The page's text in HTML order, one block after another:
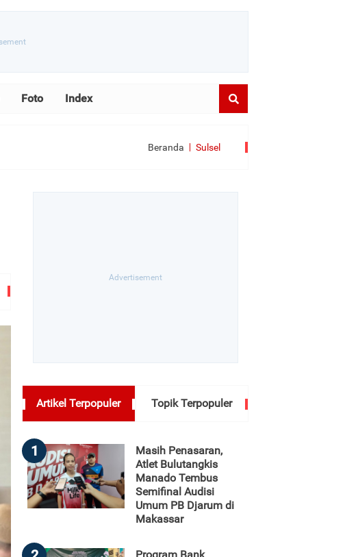
Foto Index
Beranda Sulsel
Artikel Terpopuler Topik Terpopuler
1
Masih Penasaran,
Atlet Bulutangkis
Manado Tembus
Semifinal Audisi
Umum PB Djarum di
Makassar